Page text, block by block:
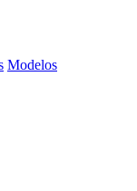
Modelos